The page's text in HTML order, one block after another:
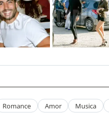
Romance Amor Musica